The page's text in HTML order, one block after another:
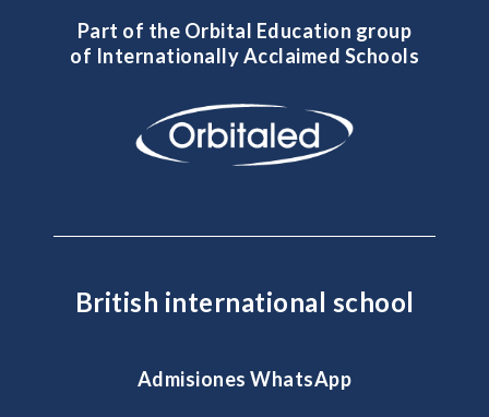
Part of the Orbital Education group
of Internationally Acclaimed Schools
British international school
Admisiones WhatsApp